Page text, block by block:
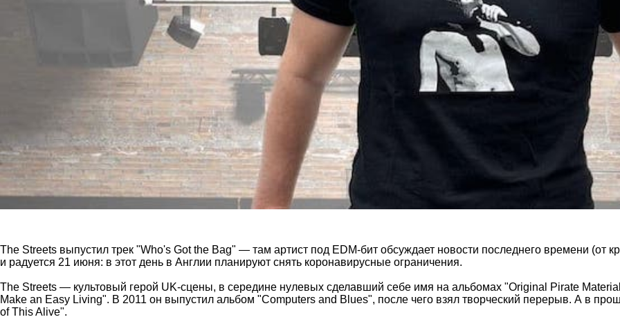
The Streets выпустил трек "Who's Got the Bag" — там артист под EDM-бит обсуждает новости последнего времени (от
и радуется 21 июня: в этот день в Англии планируют снять коронавирусные ограничения.
The Streets — культовый герой UK-сцены, в середине нулевых сделавший себе имя на альбомах "Original Pirate
Make an Easy Living". В 2011 он выпустил альбом "Computers and Blues", после чего взял творческий перерыв. А в
of This Alive".